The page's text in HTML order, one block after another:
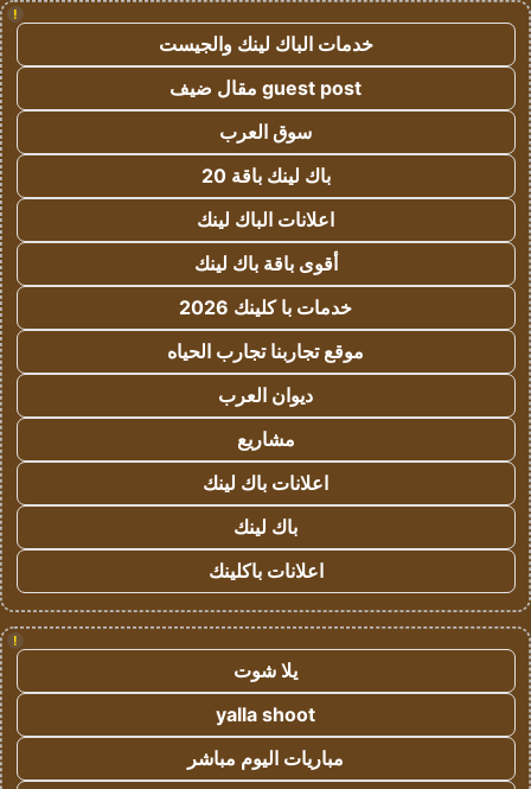
!
خدمات الباك لينك والجيست
guest post مقال ضيف
سوق العرب
باك لينك باقة 20
اعلانات الباك لينك
أقوى باقة باك لينك
خدمات با كلينك 2026
موقع تجاربنا تجارب الحياه
ديوان العرب
مشاريع
اعلانات باك لينك
باك لينك
اعلانات باكلينك
!
يلا شوت
yalla shoot
مباريات اليوم مباشر